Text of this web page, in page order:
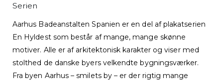
Serien
Aarhus Badeanstalten Spanien er en del af plakatserien
En Hyldest som består af mange, mange skønne
motiver. Alle er af arkitektonisk karakter og viser med
stolthed de danske byers velkendte bygningsværker.
Fra byen Aarhus – smilets by – er der rigtig mange